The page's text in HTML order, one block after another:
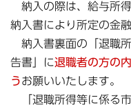
納入の際は、給与所得
納入書により所定の金
納入書裏面の「退職
告書」に退職者の方の
うお願いいたします。
「退職所得等に係る